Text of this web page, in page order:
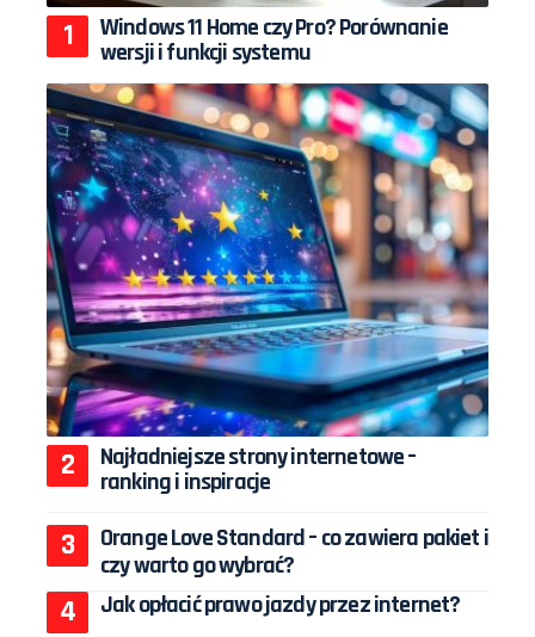
Windows 11 Home czy Pro? Porównanie
wersji i funkcji systemu
Najładniejsze strony internetowe –
ranking i inspiracje
Orange Love Standard – co zawiera pakiet i
czy warto go wybrać?
Jak opłacić prawo jazdy przez internet?